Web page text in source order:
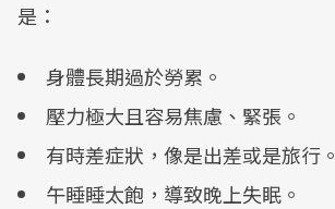
是：
身體長期過於勞累。
壓力極大且容易焦慮、緊張。
有時差症狀，像是出差或是旅行。
午睡睡太飽，導致晚上失眠。